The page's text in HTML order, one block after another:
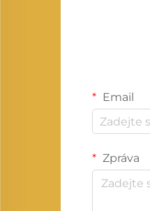
Email
Zpráva